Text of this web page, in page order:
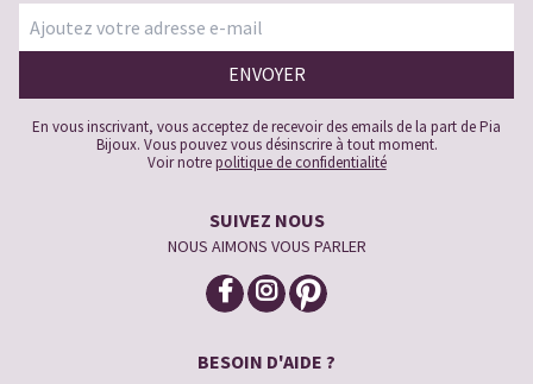
En vous inscrivant, vous acceptez de recevoir des emails de la part de Pia
Bijoux. Vous pouvez vous désinscrire à tout moment.
Voir notrepolitique de confidentialité
SUIVEZ NOUS
NOUS AIMONS VOUS PARLER
BESOIN D'AIDE ?